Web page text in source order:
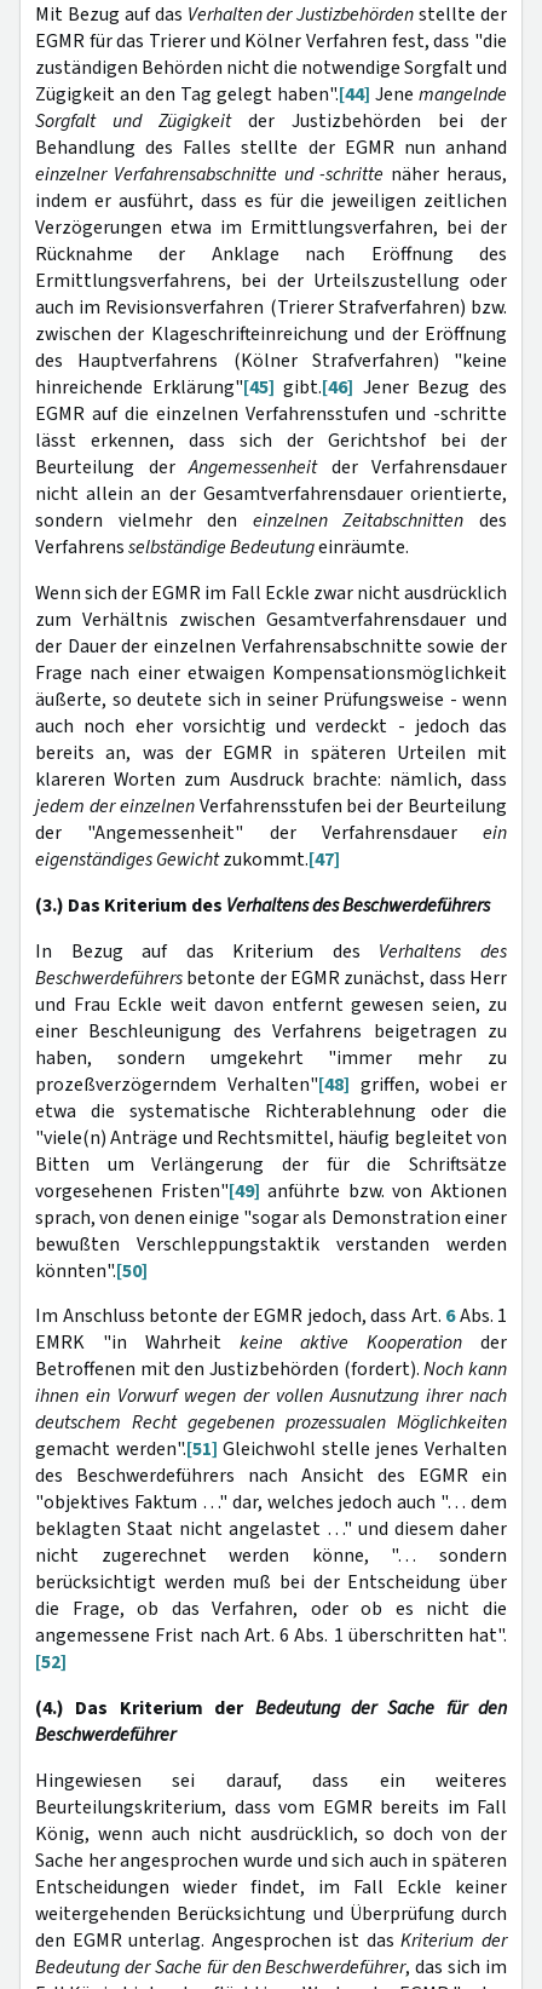
Mit Bezug auf das Verhalten der Justizbehördenstellte der
EGMR für das Trierer und Kölner Verfahren fest, dass "die
zuständigen Behörden nicht die notwendige Sorgfalt und
Zügigkeit an den Tag gelegt haben".[44] Jene mangelnde
Sorgfalt und Zügigkeitder Justizbehörden bei der
Behandlung des Falles stellte der EGMR nun anhand
einzelner Verfahrensabschnitte und -schritte näher heraus,
indem er ausführt, dass es für die jeweiligen zeitlichen
Verzögerungen etwa im Ermittlungsverfahren, bei der
Rücknahme der Anklage nach Eröffnung des
Ermittlungsverfahrens, bei der Urteilszustellung oder
auch im Revisionsverfahren (Trierer Strafverfahren) bzw.
zwischen der Klageschrifteinreichung und der Eröffnung
des Hauptverfahrens (Kölner Strafverfahren) "keine
hinreichende Erklärung"[45] gibt.[46] Jener Bezug des
EGMR auf die einzelnen Verfahrensstufen und -schritte
lässt erkennen, dass sich der Gerichtshof bei der
Beurteilung derAngemessenheit der Verfahrensdauer
nicht allein an der Gesamtverfahrensdauer orientierte,
sondern vielmehr den einzelnen Zeitabschnitten des
Verfahrensselbständige Bedeutungeinräumte.
Wenn sich der EGMR im Fall Eckle zwar nicht ausdrücklich
zum Verhältnis zwischen Gesamtverfahrensdauer und
der Dauer der einzelnen Verfahrensabschnitte sowie der
Frage nach einer etwaigen Kompensationsmöglichkeit
äußerte, so deutete sich in seiner Prüfungsweise - wenn
auch noch eher vorsichtig und verdeckt - jedoch das
bereits an, was der EGMR in späteren Urteilen mit
klareren Worten zum Ausdruck brachte: nämlich, dass
jedem der einzelnenVerfahrensstufen bei der Beurteilung
der "Angemessenheit" der Verfahrensdauer ein
eigenständiges Gewichtzukommt.[47]
(3.) Das Kriterium des Verhaltens des Beschwerdeführers
In Bezug auf das Kriterium des Verhaltens des
Beschwerdeführersbetonte der EGMR zunächst, dass Herr
und Frau Eckle weit davon entfernt gewesen seien, zu
einer Beschleunigung des Verfahrens beigetragen zu
haben, sondern umgekehrt "immer mehr zu
prozeßverzögerndem Verhalten"[48] griffen, wobei er
etwa die systematische Richterablehnung oder die
"viele(n) Anträge und Rechtsmittel, häufig begleitet von
Bitten um Verlängerung der für die Schriftsätze
vorgesehenen Fristen"[49] anführte bzw. von Aktionen
sprach, von denen einige "sogar als Demonstration einer
bewußten Verschleppungstaktik verstanden werden
könnten".[50]
Im Anschluss betonte der EGMR jedoch, dass Art. 6Abs. 1
EMRK "in Wahrheit keine aktive Kooperation der
Betroffenen mit den Justizbehörden (fordert).Noch kann
ihnen ein Vorwurf wegen der vollen Ausnutzung ihrer nach
deutschem Recht gegebenen prozessualen Möglichkeiten
gemacht werden".[51] Gleichwohl stelle jenes Verhalten
des Beschwerdeführers nach Ansicht des EGMR ein
"objektives Faktum …" dar, welches jedoch auch "… dem
beklagten Staat nicht angelastet …" und diesem daher
nicht zugerechnet werden könne, "… sondern
berücksichtigt werden muß bei der Entscheidung über
die Frage, ob das Verfahren, oder ob es nicht die
angemessene Frist nach Art. 6 Abs. 1 überschritten hat".
[52]
(4.) Das Kriterium der Bedeutung der Sache für den
Beschwerdeführer
Hingewiesen sei darauf, dass ein weiteres
Beurteilungskriterium, dass vom EGMR bereits im Fall
König, wenn auch nicht ausdrücklich, so doch von der
Sache her angesprochen wurde und sich auch in späteren
Entscheidungen wieder findet, im Fall Eckle keiner
weitergehenden Berücksichtung und Überprüfung durch
den EGMR unterlag. Angesprochen ist dasKriterium der
Bedeutung der Sache für den Beschwerdeführer, das sich im